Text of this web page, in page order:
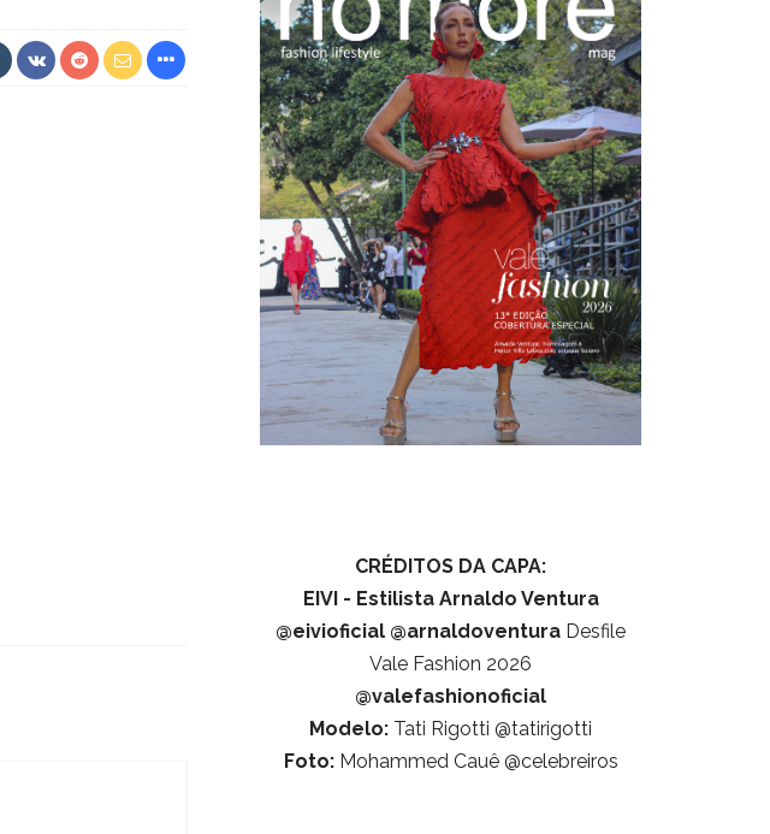
CRÉDITOS DA CAPA:
EIVI - Estilista Arnaldo Ventura
@eivioficial @arnaldoventura Desfile
Vale Fashion 2026
@valefashionoficial
Modelo: Tati Rigotti @tatirigotti
Foto:Mohammed Cauê @celebreiros